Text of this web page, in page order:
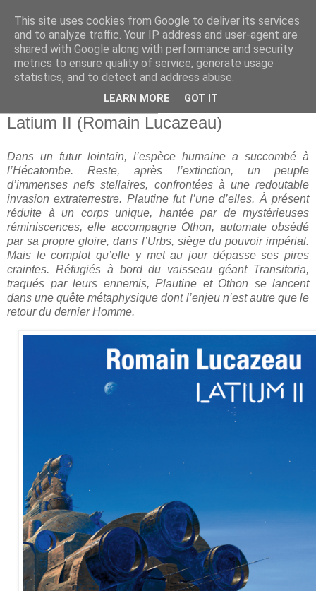
Latium II (Romain Lucazeau)
Dans un futur lointain, l’espèce humaine a succombé à
l’Hécatombe. Reste, après l’extinction, un peuple
d’immenses nefs stellaires, confrontées à une redoutable
invasion extraterrestre. Plautine fut l’une d’elles. À présent
réduite à un corps unique, hantée par de mystérieuses
réminiscences, elle accompagne Othon, automate obsédé
par sa propre gloire, dans l’Urbs, siège du pouvoir impérial.
Mais le complot qu’elle y met au jour dépasse ses pires
craintes. Réfugiés à bord du vaisseau géant Transitoria,
traqués par leurs ennemis, Plautine et Othon se lancent
dans une quête métaphysique dont l’enjeu n’est autre que le
retour du dernier Homme.
This site uses cookies from Google to deliver its services
and to analyze traffic. Your IP address and user-agent are
shared with Google along with performance and security
metrics to ensure quality of service, generate usage
statistics, and to detect and address abuse.
LEARN MORE GOT IT